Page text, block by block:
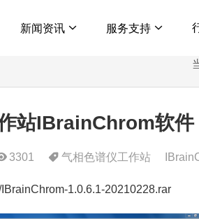
新闻资讯 服务支持
站IBrainChrom软件
3301 气相色谱仪工作站
1.0.6.1-20210228.rar